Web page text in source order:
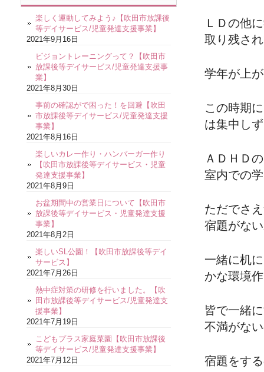
ＬＤの他
取り残さ
学年が上
この時期
は集中し
ＡＤＨＤ
室内での
ただでさ
宿題がな
一緒に机
かな環境
皆で一緒
不満がな
宿題をす
楽しく運動してみよう♪【吹田市放課後
等デイサービス/児童発達支援事業】
2021年9月16日
ビジョントレーニングって？【吹田市
放課後等デイサービス/児童発達支援事
業】
2021年8月30日
事前の確認がで困った！を回避【吹田
市放課後等デイサービス/児童発達支援
事業】
2021年8月16日
楽しいカレー作り・ハンバーガー作り
【吹田市放課後等デイサービス・児童
発達支援事業】
2021年8月9日
お盆期間中の営業日について【吹田市
放課後等デイサービス・児童発達支援
事業】
2021年8月2日
楽しいSL公園！【吹田市放課後等デイ
サービス】
2021年7月26日
熱中症対策の研修を行いました。【吹
田市放課後等デイサービス/児童発達支
援事業】
2021年7月19日
こどもプラス家庭菜園【吹田市放課後
等デイサービス/児童発達支援事業】
2021年7月12日